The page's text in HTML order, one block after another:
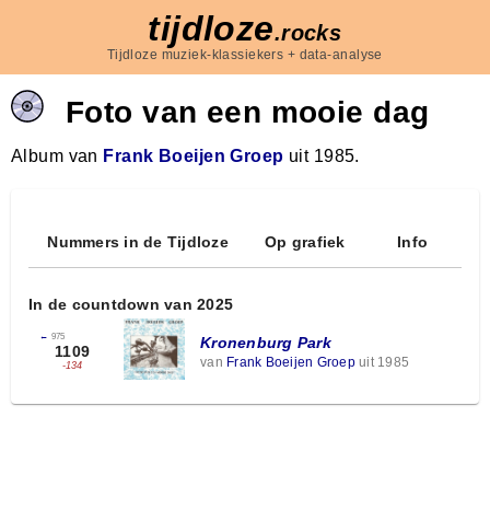
tijdloze.rocks
Tijdloze muziek-klassiekers + data-analyse
Foto van een mooie dag
Album van Frank Boeijen Groep uit 1985.
Nummers in de Tijdloze Op grafiek Info
In de countdown van 2025
← 975
1109
-134
Kronenburg Park
van Frank Boeijen Groepuit 1985